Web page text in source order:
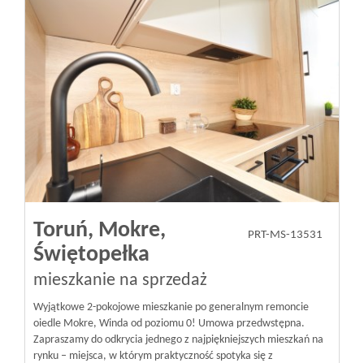
Toruń, Mokre,
Świętopełka
mieszkanie na sprzedaż
PRT-MS-13531
Wyjątkowe 2-pokojowe mieszkanie po generalnym remoncie
oiedle Mokre, Winda od poziomu 0! Umowa przedwstępna.
Zapraszamy do odkrycia jednego z najpiękniejszych mieszkań na
rynku – miejsca, w którym praktyczność spotyka się z